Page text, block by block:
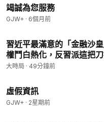
竭誠為您服務
GJW+ · 6個月前
習近平最滿意的「金融沙
權鬥白熱化，反習派這把
大時局
大時局 · 49分鐘前
虛假資訊
GJW+ · 2星期前